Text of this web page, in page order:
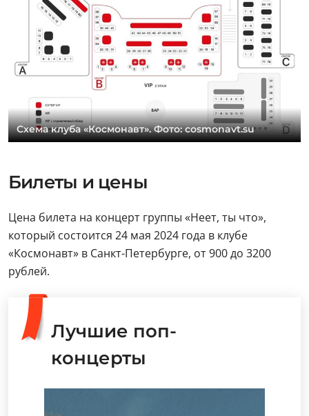
Схема клуба «Космонавт». Фото: cosmonavt.su
Билеты и цены
Цена билета на концерт группы «Неет, ты что»,
который состоится 24 мая 2024 года в клубе
«Космонавт» в Санкт-Петербурге, от 900 до 3200
рублей.
Лучшие поп-
концерты